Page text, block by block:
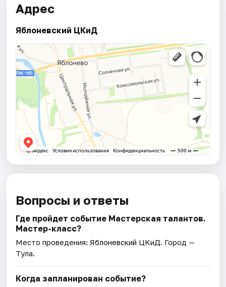
Адрес
Яблоневский ЦКиД
Вопросы и ответы
Где пройдет событие Мастерская талантов.
Мастер-класс?
Место проведения:Яблоневский ЦКиД. Город —
Тула.
Когда запланирован событие?